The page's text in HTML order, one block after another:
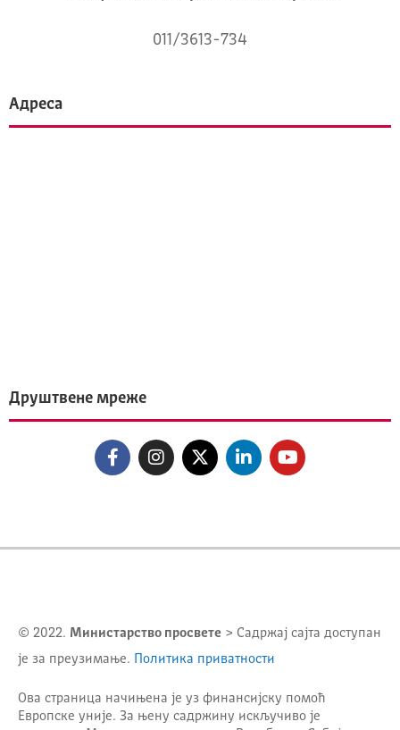
011/3613-734
Адреса
Друштвене мреже
© 2022. Министарство просвете > Садржај сајта доступан
је за преузимање. Политика приватности
Ова страница начињена је уз финансијску помоћ
Европске уније. За њену садржину искључиво је